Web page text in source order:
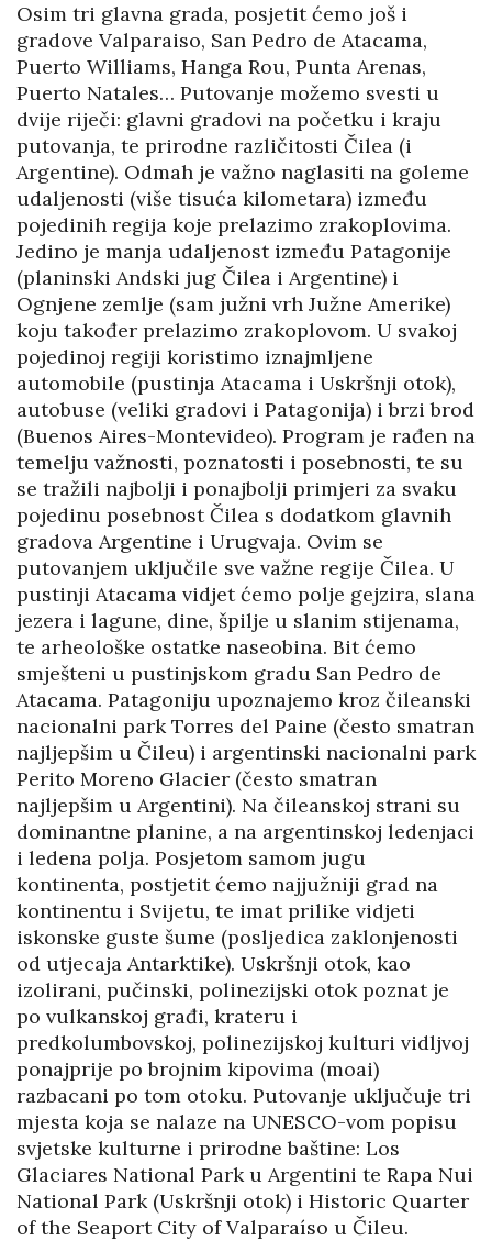
Osim tri glavna grada, posjetit ćemo još i
gradove Valparaiso, San Pedro de Atacama,
Puerto Williams, Hanga Rou, Punta Arenas,
Puerto Natales… Putovanje možemo svesti u
dvije riječi: glavni gradovi na početku i kraju
putovanja, te prirodne različitosti Čilea (i
Argentine). Odmah je važno naglasiti na goleme
udaljenosti (više tisuća kilometara) između
pojedinih regija koje prelazimo zrakoplovima.
Jedino je manja udaljenost između Patagonije
(planinski Andski jug Čilea i Argentine) i
Ognjene zemlje (sam južni vrh Južne Amerike)
koju također prelazimo zrakoplovom. U svakoj
pojedinoj regiji koristimo iznajmljene
automobile (pustinja Atacama i Uskršnji otok),
autobuse (veliki gradovi i Patagonija) i brzi brod
(Buenos Aires-Montevideo). Program je rađen na
temelju važnosti, poznatosti i posebnosti, te su
se tražili najbolji i ponajbolji primjeri za svaku
pojedinu posebnost Čilea s dodatkom glavnih
gradova Argentine i Urugvaja. Ovim se
putovanjem uključile sve važne regije Čilea. U
pustinji Atacama vidjet ćemo polje gejzira, slana
jezera i lagune, dine, špilje u slanim stijenama,
te arheološke ostatke naseobina. Bit ćemo
smješteni u pustinjskom gradu San Pedro de
Atacama. Patagoniju upoznajemo kroz čileanski
nacionalni park Torres del Paine (često smatran
najljepšim u Čileu) i argentinski nacionalni park
Perito Moreno Glacier (često smatran
najljepšim u Argentini). Na čileanskoj strani su
dominantne planine, a na argentinskoj ledenjaci
i ledena polja. Posjetom samom jugu
kontinenta, postjetit ćemo najjužniji grad na
kontinentu i Svijetu, te imat prilike vidjeti
iskonske guste šume (posljedica zaklonjenosti
od utjecaja Antarktike). Uskršnji otok, kao
izolirani, pučinski, polinezijski otok poznat je
po vulkanskoj građi, krateru i
predkolumbovskoj, polinezijskoj kulturi vidljvoj
ponajprije po brojnim kipovima (moai)
razbacani po tom otoku. Putovanje uključuje tri
mjesta koja se nalaze na UNESCO-vom popisu
svjetske kulturne i prirodne baštine: Los
Glaciares National Park u Argentini te Rapa Nui
National Park (Uskršnji otok) i Historic Quarter
of the Seaport City of Valparaíso u Čileu.